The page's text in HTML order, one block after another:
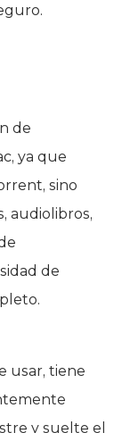
de
ya que
sino
audiolibros,
de
usar, tiene
y suelte el